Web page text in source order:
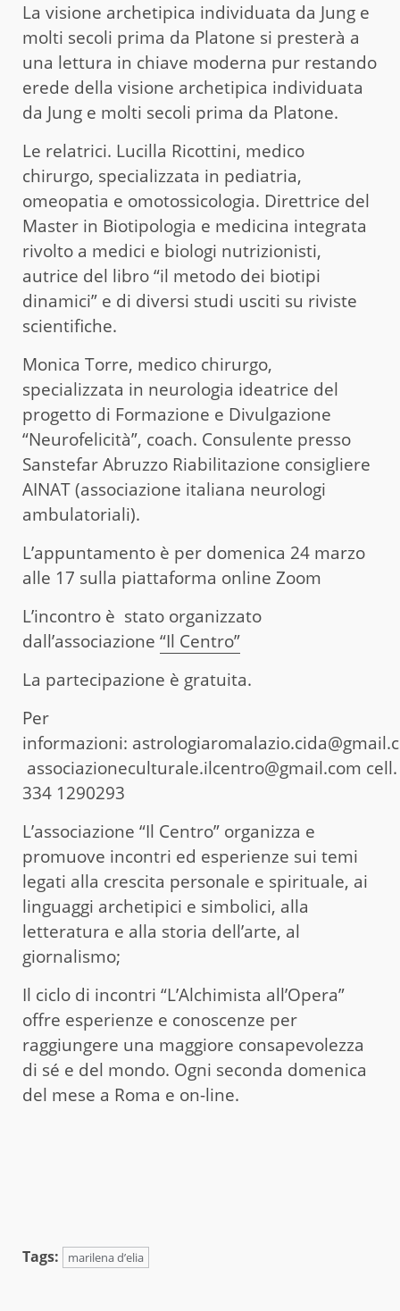
La visione archetipica individuata da Jung e
molti secoli prima da Platone si presterà a
una lettura in chiave moderna pur restando
erede della visione archetipica individuata
da Jung e molti secoli prima da Platone.
Le relatrici. Lucilla Ricottini, medico
chirurgo, specializzata in pediatria,
omeopatia e omotossicologia. Direttrice del
Master in Biotipologia e medicina integrata
rivolto a medici e biologi nutrizionisti,
autrice del libro “il metodo dei biotipi
dinamici” e di diversi studi usciti su riviste
scientifiche.
Monica Torre, medico chirurgo,
specializzata in neurologia ideatrice del
progetto di Formazione e Divulgazione
“Neurofelicità”, coach. Consulente presso
Sanstefar Abruzzo Riabilitazione consigliere
AINAT (associazione italiana neurologi
ambulatoriali).
L’appuntamento è per domenica 24 marzo
alle 17 sulla piattaforma online Zoom
L’incontro è stato organizzato
dall’associazione “Il Centro”
La partecipazione è gratuita.
Per
informazioni:
associazioneculturale.ilcentro@gmail.com cell.
334 1290293
L’associazione “Il Centro” organizza e
promuove incontri ed esperienze sui temi
legati alla crescita personale e spirituale, ai
linguaggi archetipici e simbolici, alla
letteratura e alla storia dell’arte, al
giornalismo;
Il ciclo di incontri “L’Alchimista all’Opera”
offre esperienze e conoscenze per
raggiungere una maggiore consapevolezza
di sé e del mondo. Ogni seconda domenica
del mese a Roma e on-line.
Tags: marilena d’elia